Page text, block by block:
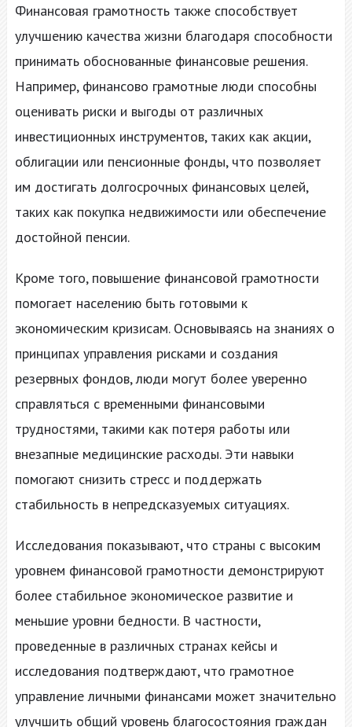
Финансовая грамотность также способствует
улучшению качества жизни благодаря способности
принимать обоснованные финансовые решения.
Например, финансово грамотные люди способны
оценивать риски и выгоды от различных
инвестиционных инструментов, таких как акции,
облигации или пенсионные фонды, что позволяет
им достигать долгосрочных финансовых целей,
таких как покупка недвижимости или обеспечение
достойной пенсии.
Кроме того, повышение финансовой грамотности
помогает населению быть готовыми к
экономическим кризисам. Основываясь на знаниях о
принципах управления рисками и создания
резервных фондов, люди могут более уверенно
справляться с временными финансовыми
трудностями, такими как потеря работы или
внезапные медицинские расходы. Эти навыки
помогают снизить стресс и поддержать
стабильность в непредсказуемых ситуациях.
Исследования показывают, что страны с высоким
уровнем финансовой грамотности демонстрируют
более стабильное экономическое развитие и
меньшие уровни бедности. В частности,
проведенные в различных странах кейсы и
исследования подтверждают, что грамотное
управление личными финансами может значительно
улучшить общий уровень благосостояния граждан